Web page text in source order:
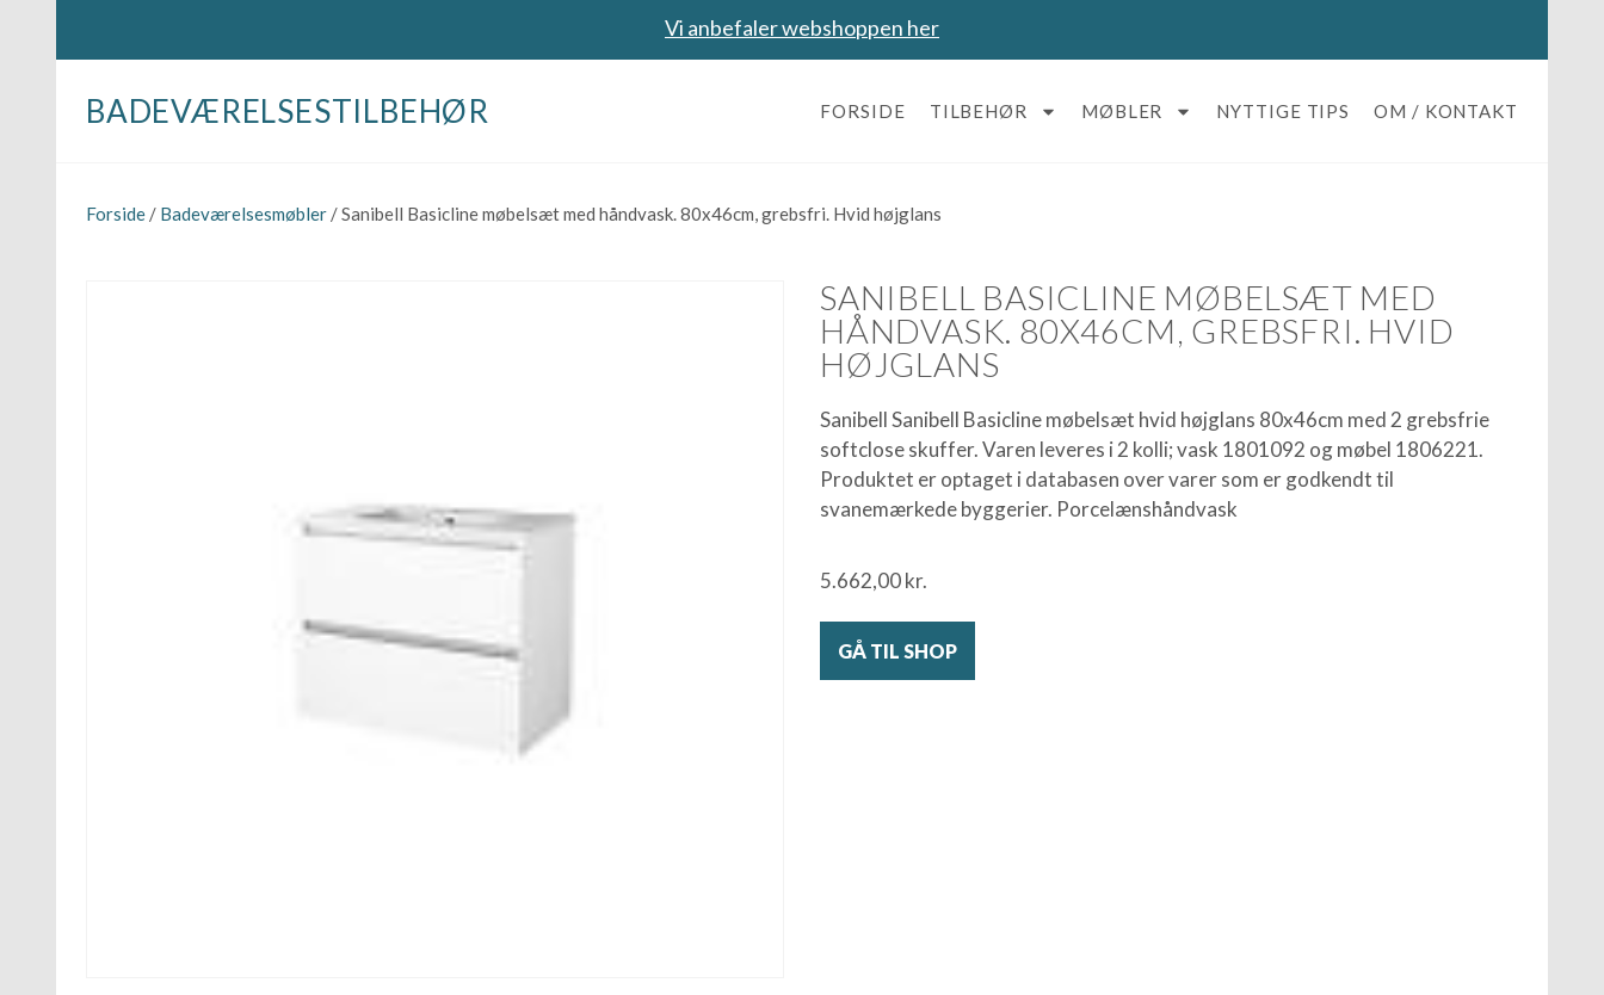
Vi anbefaler webshoppen her
BADEVÆRELSESTILBEHØR FORSIDE TILBEHØR MØBLER NYTTIGE TIPS OM / KONTAKT
Forside / Badeværelsesmøbler / Sanibell Basicline møbelsæt med håndvask. 80x46cm, grebsfri. Hvid højglans
SANIBELL BASICLINE MØBELSÆT MED
HÅNDVASK. 80X46CM, GREBSFRI. HVID
HØJGLANS
Sanibell Sanibell Basicline møbelsæt hvid højglans 80x46cm med 2 grebsfrie
softclose skuffer. Varen leveres i 2 kolli; vask 1801092 og møbel 1806221.
Produktet er optaget i databasen over varer som er godkendt til
svanemærkede byggerier. Porcelænshåndvask
5.662,00kr.
GÅ TIL SHOP